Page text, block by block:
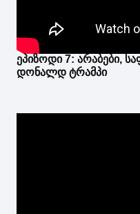
ეპიზოდი 7: არაბები,
დონალდ ტრამპი